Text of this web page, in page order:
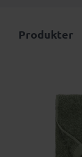
Produkter